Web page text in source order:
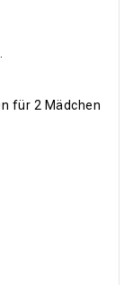
für 2 Mädchen